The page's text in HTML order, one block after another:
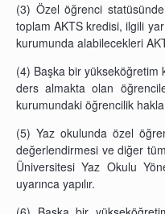
(3) Özel öğrenci
toplam AKTS kredisi, ilgili
kurumunda alabilecekleri
(4) Başka bir
ders almakta olan
kurumundaki öğrencilik
(5) Yaz okulunda özel
değerlendirmesi ve diğer
Üniversitesi Yaz Okulu
uyarınca yapılır.